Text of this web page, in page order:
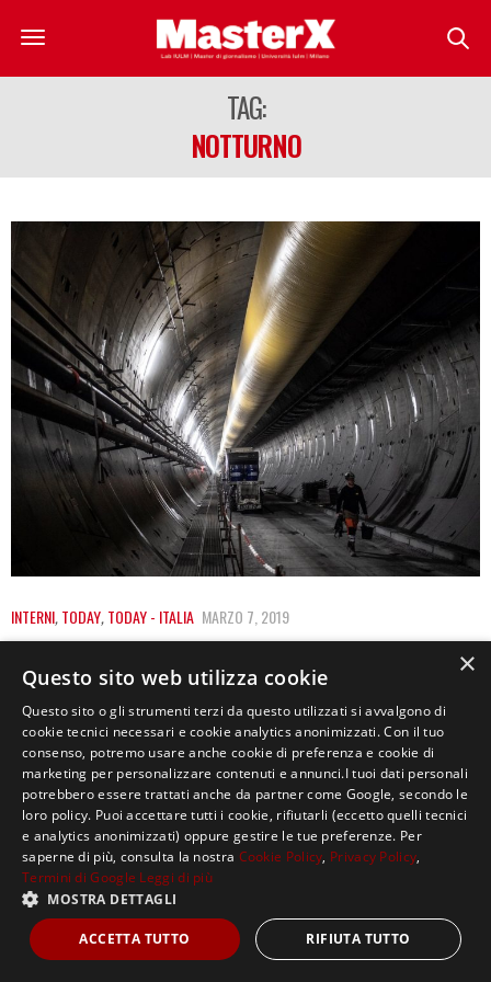
TAG:
NOTTURNO
INTERNI,TODAY,TODAY - ITALIA MARZO 7, 2019
TAV, LE DIFFICOLTÀ DOPO IL FALLIMENTO
DEL VERTICE NOTTURNO
La vicenda della Tav è entrata nel vivo dopo che è stato
fatto trapelare, da…
Copyright ©2021, MASTERX Tutti i diritti riservati.
×
Questo sito web utilizza cookie
Questo sito o gli strumenti terzi da questo utilizzati si avvalgono di
cookie tecnici necessari e cookie analytics anonimizzati. Con il tuo
consenso, potremo usare anche cookie di preferenza e cookie di
marketing per personalizzare contenuti e annunci.I tuoi dati personali
potrebbero essere trattati anche da partner come Google, secondo le
loro policy. Puoi accettare tutti i cookie, rifiutarli (eccetto quelli tecnici
e analytics anonimizzati) oppure gestire le tue preferenze. Per
saperne di più, consulta la nostra Cookie Policy, Privacy Policy,
Termini di Google Leggi di più
MOSTRA DETTAGLI
ACCETTA TUTTO RIFIUTA TUTTO